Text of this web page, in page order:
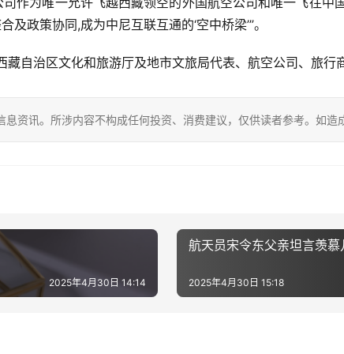
政策协同,成为中尼互联互通的‘空中桥梁’”。
自治区文化和旅游厅及地市文旅局代表、航空公司、旅
息资讯。所涉内容不构成任何投资、消费建议，仅供读者参考。如造
2025年4月30日 14:14
航天员宋令东父亲坦言羡慕
2025年4月30日 15:18